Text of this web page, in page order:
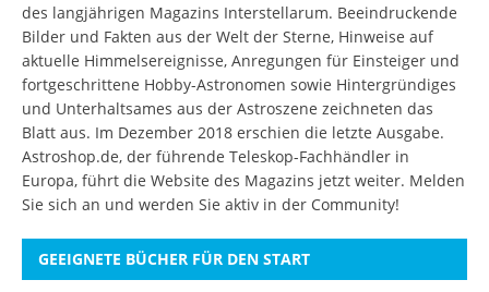
des langjährigen Magazins Interstellarum. Beeindruckende
Bilder und Fakten aus der Welt der Sterne, Hinweise auf
aktuelle Himmelsereignisse, Anregungen für Einsteiger und
fortgeschrittene Hobby-Astronomen sowie Hintergründiges
und Unterhaltsames aus der Astroszene zeichneten das
Blatt aus. Im Dezember 2018 erschien die letzte Ausgabe.
Astroshop.de, der führende Teleskop-Fachhändler in
Europa, führt die Website des Magazins jetzt weiter. Melden
Sie sich an und werden Sie aktiv in der Community!
GEEIGNETE BÜCHER FÜR DEN START